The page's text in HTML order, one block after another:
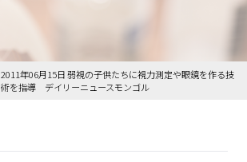
2011年06月15日 弱視の子供たちに視力測定や眼鏡を作る技
術を指導 デイリーニュースモンゴル